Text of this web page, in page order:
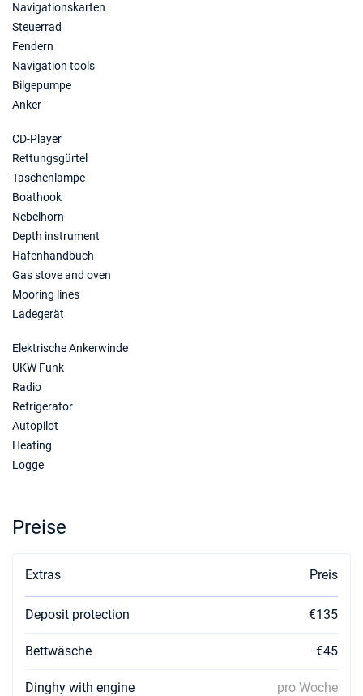
Navigationskarten
Steuerrad
Fendern
Navigation tools
Bilgepumpe
Anker
CD-Player
Rettungsgürtel
Taschenlampe
Boathook
Nebelhorn
Depth instrument
Hafenhandbuch
Gas stove and oven
Mooring lines
Ladegerät
Elektrische Ankerwinde
UKW Funk
Radio
Refrigerator
Autopilot
Heating
Logge
Preise
Extras Preis
Deposit protection €135
Bettwäsche €45
Dinghy with engine
pro Woche